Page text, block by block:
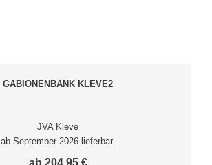
GABIONENBANK KLEVE2
JVA Kleve
ab September 2026 lieferbar.
ab 204,95 €